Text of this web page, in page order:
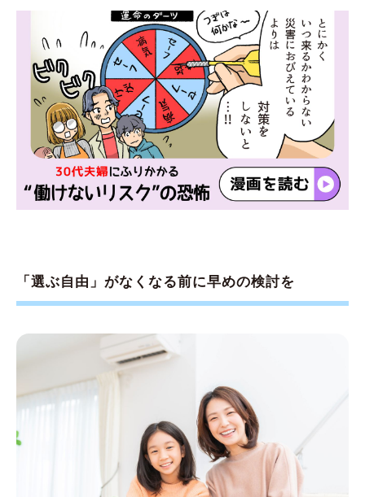
「選ぶ自由」がなくなる前に早めの検討を